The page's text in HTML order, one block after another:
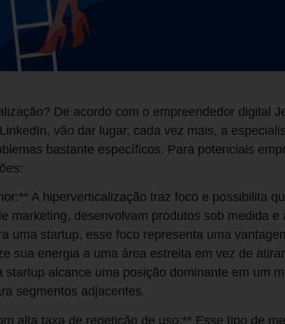
De acordo com o empreendedor digital
vão dar lugar, cada vez mais, a
bastante específicos. Para potenciais
A hiperverticalização traz foco e possibilita
marketing, desenvolvam produtos sob medida e
uma startup, esse foco representa uma
sua energia a uma área estreita em vez de
alcance uma posição dominante em um
segmentos adjacentes.
alta taxa de repetição de uso:** Esse tipo de